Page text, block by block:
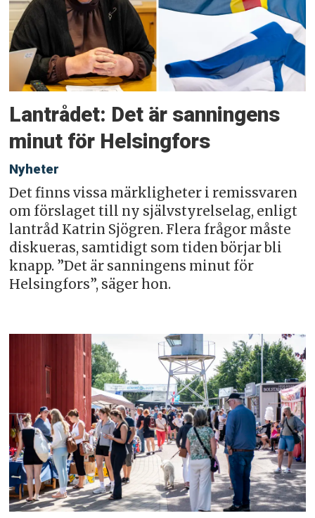
Lantrådet: Det är sanningens
minut för Helsingfors
Nyheter
Det finns vissa märkligheter i remissvaren
om förslaget till ny självstyrelselag, enligt
lantråd Katrin Sjögren. Flera frågor måste
diskueras, samtidigt som tiden börjar bli
knapp. ”Det är sanningens minut för
Helsingfors”, säger hon.